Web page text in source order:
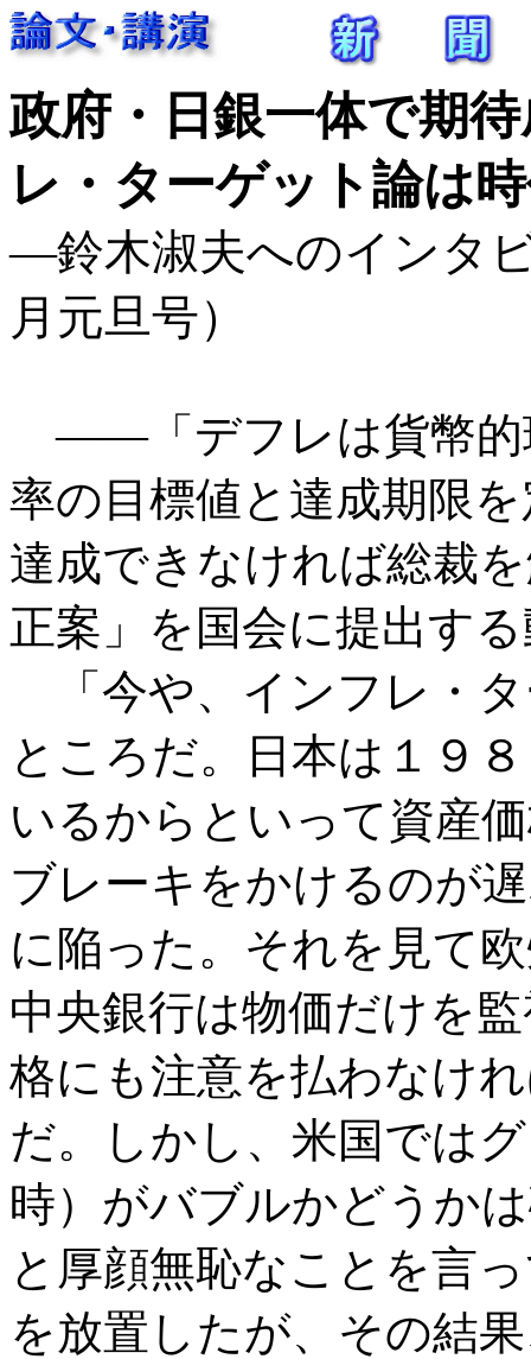
政府・日銀一体で期
レ・ターゲット論は
―鈴木淑夫へのインタ
月元旦号）
――「デフレは貨幣的
率の目標値と達成期限
達成できなければ総裁
正案」を国会に提出す
「今や、インフレ・
ところだ。日本は１９
いるからといって資産
ブレーキをかけるのが
に陥った。それを見て
中央銀行は物価だけを
格にも注意を払わなけ
だ。しかし、米国では
時）がバブルかどうか
と厚顔無恥なことを言
を放置したが、その結